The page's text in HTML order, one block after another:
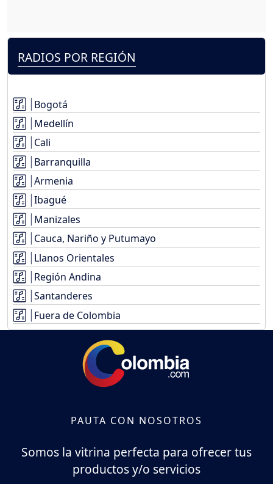
RADIOS POR REGIÓN
Bogotá
Medellín
Cali
Barranquilla
Armenia
Ibagué
Manizales
Cauca, Nariño y Putumayo
Llanos Orientales
Región Andina
Santanderes
Fuera de Colombia
PAUTA CON NOSOTROS
Somos la vitrina perfecta para ofrecer tus
productos y/o servicios